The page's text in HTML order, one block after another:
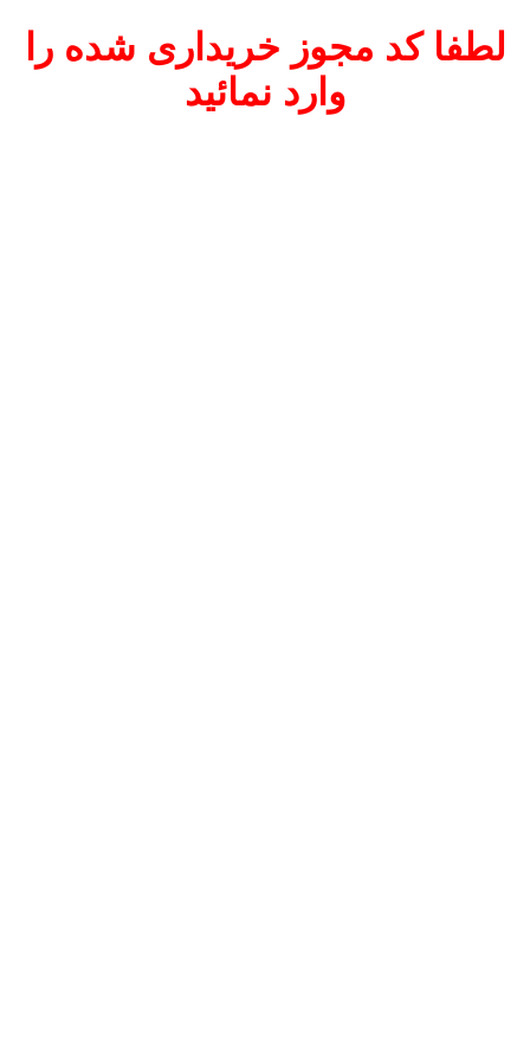
لطفا کد مجوز خریداری شده را
وارد نمائید